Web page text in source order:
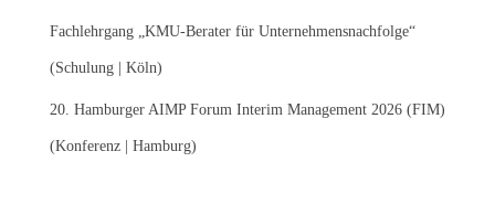
Fachlehrgang „KMU-Berater für Unternehmensnachfolge“
(Schulung | Köln)
20. Hamburger AIMP Forum Interim Management 2026 (FIM)
(Konferenz | Hamburg)